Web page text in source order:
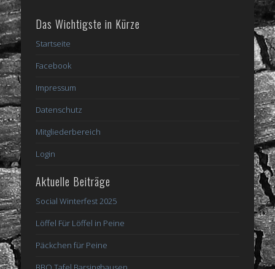
Das Wichtigste in Kürze
Startseite
Facebook
Impressum
Datenschutz
Mitgliederbereich
Login
Aktuelle Beiträge
Social Winterfest 2025
Löffel Für Löffel in Peine
Päckchen für Peine